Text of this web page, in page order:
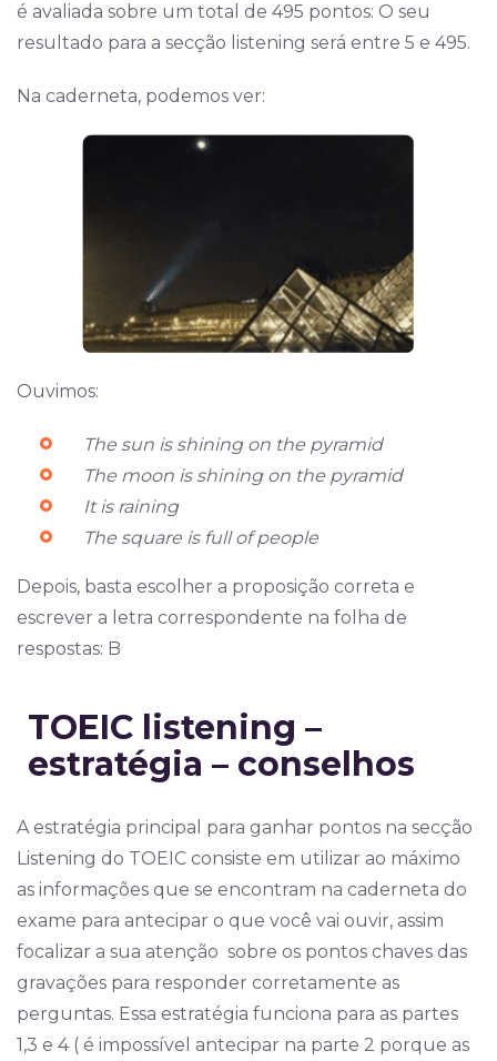
é avaliada sobre um total de 495 pontos: O seu
resultado para a secção listening será entre 5 e 495.
Na caderneta, podemos ver:
Ouvimos:
The sun is shining on the pyramid
The moon is shining on the pyramid
It is raining
The square is full of people
Depois, basta escolher a proposição correta e
escrever a letra correspondente na folha de
respostas: B
TOEIC listening –
estratégia – conselhos
A estratégia principal para ganhar pontos na secção
Listening do TOEIC consiste em utilizar ao máximo
as informações que se encontram na caderneta do
exame para antecipar o que você vai ouvir, assim
focalizar a sua atenção sobre os pontos chaves das
gravações para responder corretamente as
perguntas. Essa estratégia funciona para as partes
1,3 e 4 ( é impossível antecipar na parte 2 porque as